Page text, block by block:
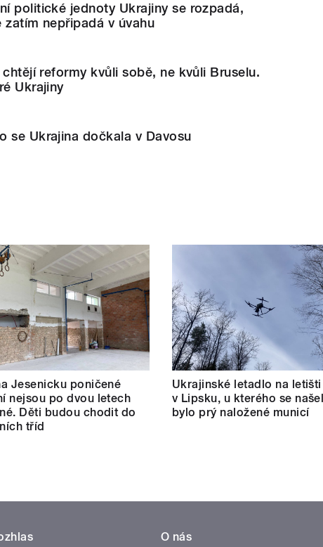
politické jednoty Ukrajiny se rozpadá,
zatím nepřipadá v úvahu
reformy kvůli sobě, ne kvůli Bruselu.
Ukrajiny
se Ukrajina dočkala v Davosu
Jesenicku poničené
nejsou po dvou letech
Děti budou chodit do
tříd
Ukrajinské letadlo na letišti
v Lipsku, u kterého se
bylo prý naložené municí
O nás